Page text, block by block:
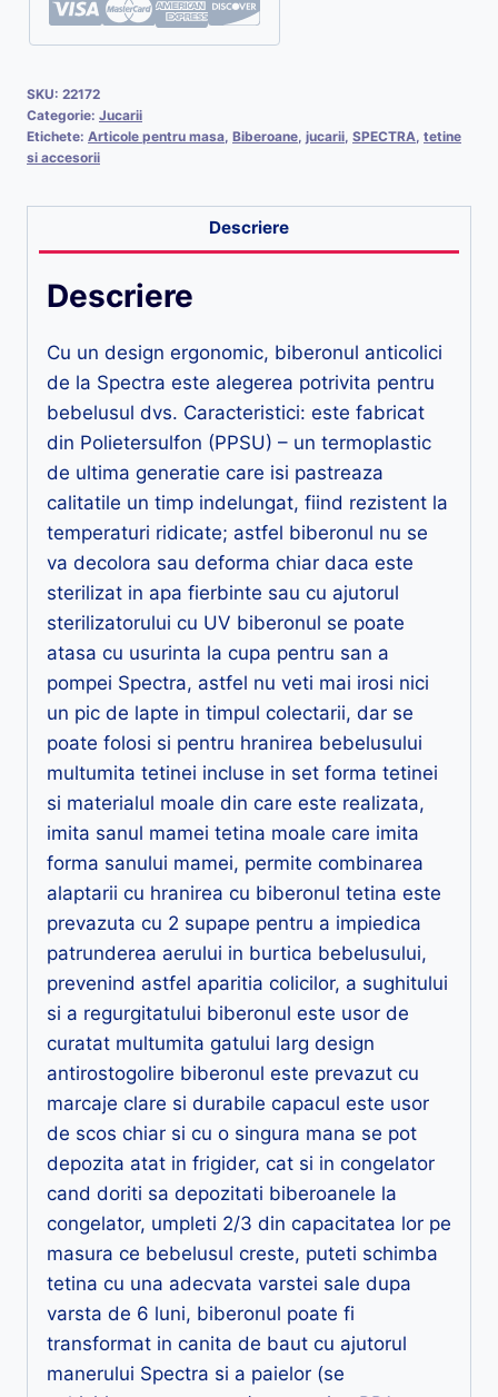
SKU: 22172
Categorie: Jucarii
Etichete: Articole pentru masa Biberoane jucarii SPECTRA tetine
si accesorii
Descriere
Descriere
Cu un design ergonomic, biberonul anticolici
de la Spectra este alegerea potrivita pentru
bebelusul dvs. Caracteristici: este fabricat
din Polietersulfon (PPSU) – un termoplastic
de ultima generatie care isi pastreaza
calitatile un timp indelungat, fiind rezistent la
temperaturi ridicate; astfel biberonul nu se
va decolora sau deforma chiar daca este
sterilizat in apa fierbinte sau cu ajutorul
sterilizatorului cu UV biberonul se poate
atasa cu usurinta la cupa pentru san a
pompei Spectra, astfel nu veti mai irosi nici
un pic de lapte in timpul colectarii, dar se
poate folosi si pentru hranirea bebelusului
multumita tetinei incluse in set forma tetinei
si materialul moale din care este realizata,
imita sanul mamei tetina moale care imita
forma sanului mamei, permite combinarea
alaptarii cu hranirea cu biberonul tetina este
prevazuta cu 2 supape pentru a impiedica
patrunderea aerului in burtica bebelusului,
prevenind astfel aparitia colicilor, a sughitului
si a regurgitatului biberonul este usor de
curatat multumita gatului larg design
antirostogolire biberonul este prevazut cu
marcaje clare si durabile capacul este usor
de scos chiar si cu o singura mana se pot
depozita atat in frigider, cat si in congelator
cand doriti sa depozitati biberoanele la
congelator, umpleti 2/3 din capacitatea lor pe
masura ce bebelusul creste, puteti schimba
tetina cu una adecvata varstei sale dupa
varsta de 6 luni, biberonul poate fi
transformat in canita de baut cu ajutorul
manerului Spectra si a paielor (se